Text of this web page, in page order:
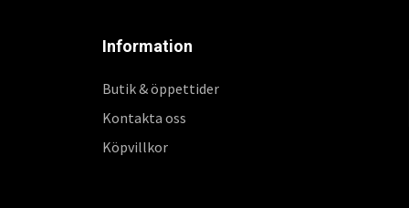
Information
Butik & öppettider
Kontakta oss
Köpvillkor